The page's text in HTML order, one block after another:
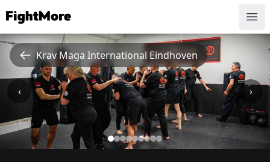
FightMore
Krav Maga International Eindhoven
‹ ›